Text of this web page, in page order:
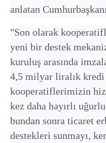
anlatan
"Son olarak
yeni bir destek
kuruluş arasında
4,5 milyar liralık
kooperatiflerimizin
kez daha hayırlı
bundan sonra ticaret
destekleri sunmayı,